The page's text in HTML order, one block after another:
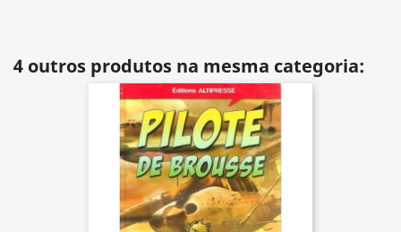
4 outros produtos na mesma categoria: